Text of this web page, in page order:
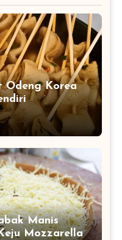
Odeng Korea
Manis
Mozzarella